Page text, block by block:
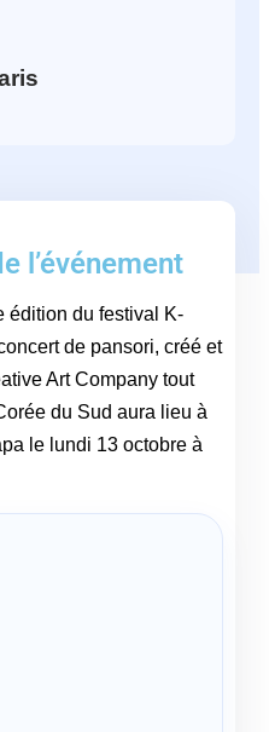
l’événement
édition du festival K-
de pansori, créé et
Art Company tout
du Sud aura lieu à
le lundi 13 octobre à